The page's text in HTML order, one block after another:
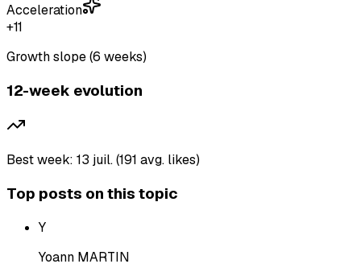
Acceleration
+11
Growth slope (6 weeks)
12-week evolution
Best week: 13 juil. (191 avg. likes)
Top posts on this topic
Y
Yoann MARTIN